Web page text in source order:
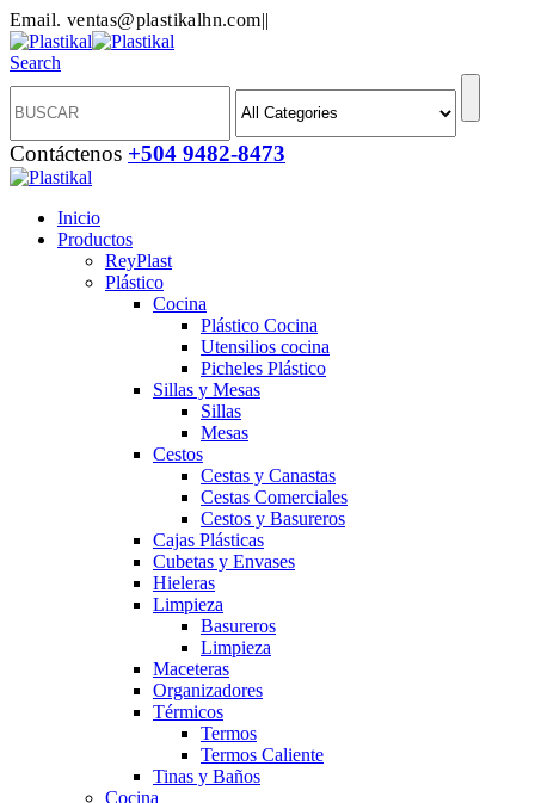
Email. ventas@plastikalhn.com||
Search
Contáctenos +504 9482-8473
Inicio
Productos
ReyPlast
Plástico
Cocina
Plástico Cocina
Utensilios cocina
Picheles Plástico
Sillas y Mesas
Sillas
Mesas
Cestos
Cestas y Canastas
Cestas Comerciales
Cestos y Basureros
Cajas Plásticas
Cubetas y Envases
Hieleras
Limpieza
Basureros
Limpieza
Maceteras
Organizadores
Térmicos
Termos
Termos Caliente
Tinas y Baños
Cocina